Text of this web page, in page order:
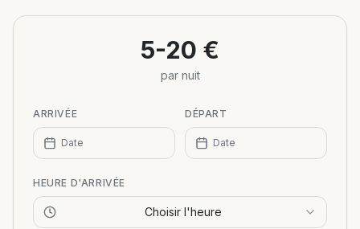
−
5-20 €
par nuit
ARRIVÉE
Date
DÉPART
Date
HEURE D'ARRIVÉE
Choisir l'heure